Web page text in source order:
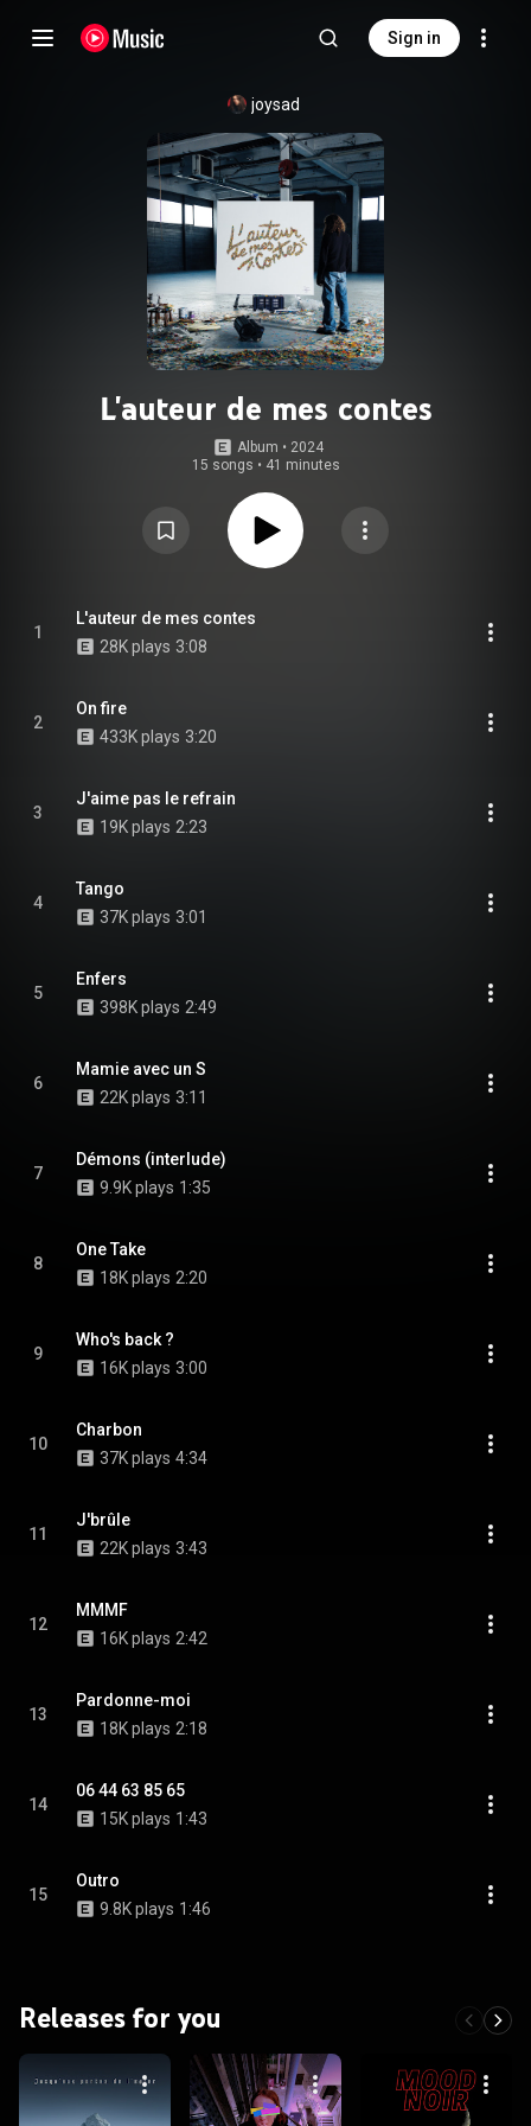
Sign in
joysad
L'auteur de mes contes
Album • 2024
15 songs • 41 minutes
1
L'auteur de mes contes
28K plays 3:08
2
On fire
433K plays 3:20
3
J'aime pas le refrain
19K plays 2:23
4
Tango
37K plays 3:01
5
Enfers
398K plays 2:49
6
Mamie avec un S
22K plays 3:11
7
Démons (interlude)
9.9K plays 1:35
8
One Take
18K plays 2:20
9
Who's back ?
16K plays 3:00
10
Charbon
37K plays 4:34
11
J'brûle
22K plays 3:43
12
MMMF
16K plays 2:42
13
Pardonne-moi
18K plays 2:18
14
06 44 63 85 65
15K plays 1:43
15
Outro
9.8K plays 1:46
Releases for you